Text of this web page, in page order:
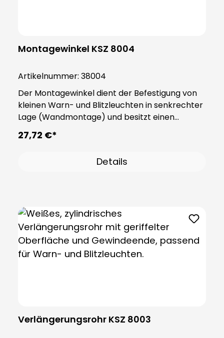
Montagewinkel KSZ 8004
Artikelnummer: 38004
Der Montagewinkel dient der Befestigung von
kleinen Warn- und Blitzleuchten in senkrechter
Lage (Wandmontage) und besitzt einen
einzelnen Anschluss. Das Produkt besteht aus
stabilem Kunststoff PA66 und wird inklusive
die Schutzart IP65 verleiht. Hinweis: Zwingend
27,72 €*
Details
Verlängerungsrohr KSZ 8003